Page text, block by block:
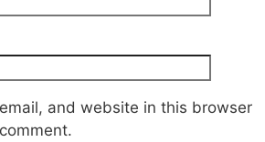
and website in this browser